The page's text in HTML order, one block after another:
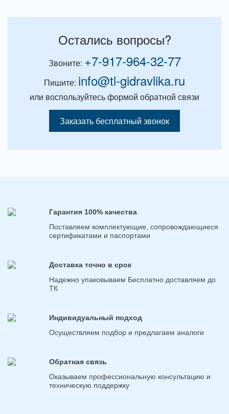
Остались вопросы?
Звоните: +7-917-964-32-77
Пишите: info@tl-gidravlika.ru
или воспользуйтесь формой обратной связи
Заказать бесплатный звонок
Гарантия 100% качества
Поставляем комплектующие, сопровождающиеся
сертификатами и паспортами
Доставка точно в срок
Надежно упаковываем Бесплатно доставляем до
ТК
Индивидуальный подход
Осуществляем подбор и предлагаем аналоги
Обратная связь
Оказываем профессиональную консультацию и
техническую поддержку